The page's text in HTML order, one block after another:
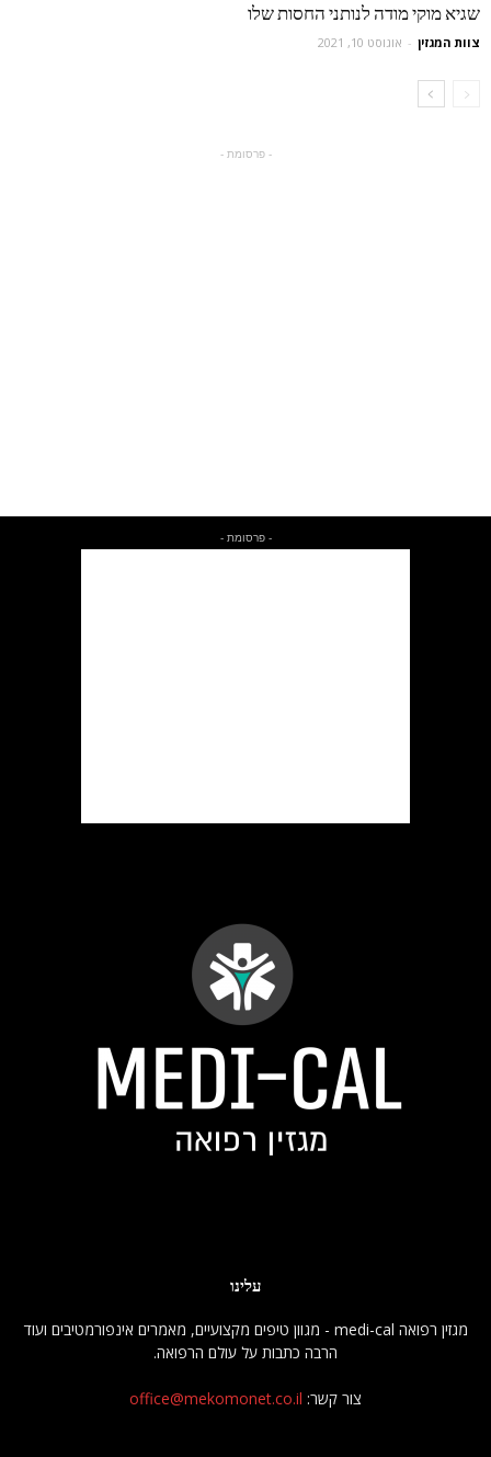
שגיא מוקי מודה לנותני החסות שלו
צוות המגזין - אוגוסט 10, 2021
- פרסומת -
- פרסומת -
עלינו
מגזין רפואה medi-cal - מגוון טיפים מקצועיים, מאמרים אינפורמטיבים ועוד
הרבה כתבות על עולם הרפואה.
צור קשר: office@mekomonet.co.il